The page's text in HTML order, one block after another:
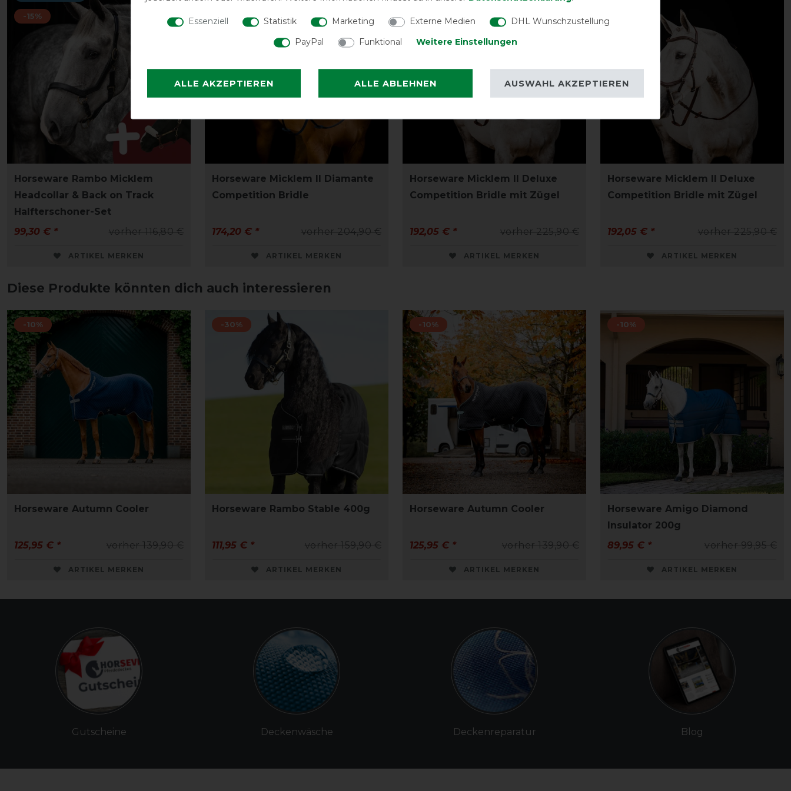
-15%
Horseware Rambo Micklem
Headcollar & Back on Track
Halfterschoner-Set
vorher 116,80 €
99,30 € *
ARTIKEL MERKEN
Horseware Micklem II Diamante
Competition Bridle
vorher 204,90 €
174,20 € *
ARTIKEL MERKEN
Horseware Micklem II Deluxe
Competition Bridle mit Zügel
vorher 225,90 €
192,05 € *
ARTIKEL MERKEN
Horseware Micklem II Deluxe
Competition Bridle mit Zügel
vorher 225,90 €
192,05 € *
ARTIKEL MERKEN
Diese Produkte könnten dich auch interessieren
-10%
Horseware Autumn Cooler
vorher 139,90 €
125,95 € *
ARTIKEL MERKEN
-30%
Horseware Rambo Stable 400g
vorher 159,90 €
111,95 € *
ARTIKEL MERKEN
-10%
Horseware Autumn Cooler
vorher 139,90 €
125,95 € *
ARTIKEL MERKEN
-10%
Horseware Amigo Diamond
Insulator 200g
vorher 99,95 €
89,95 € *
ARTIKEL MERKEN
Gutscheine Deckenwäsche Deckenreparatur Blog
Essenziell Statistik Marketing Externe Medien
DHL Wunschzustellung
PayPal
Funktional Weitere Einstellungen
ALLE AKZEPTIEREN ALLE ABLEHNEN AUSWAHL AKZEPTIEREN